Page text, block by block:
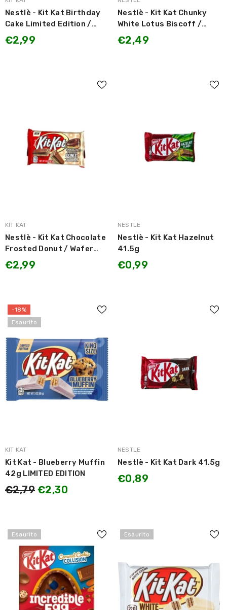
Nestlè - Kit Kat Birthday
Cake Limited Edition /
Wafer Croccante in
Edizione Limitata 42g
€2,99
Nestlè - Kit Kat Chunky
White Lotus Biscoff /
Wafer Croccante 42g
LIMITED EDITION
€2,49
MARCA:
KIT KAT
Nestlè - Kit Kat Chocolate
Frosted Donut / Wafer
ricoperto di Cioccolato al
gusto di Ciambella 42g
€2,99
MARCA:
NESTLE
Nestlè - Kit Kat Hazelnut
41.5g
€0,99
-18%
Esaurito
MARCA:
KIT KAT
Kit Kat - Blueberry Muffin
42g LIMITED EDITION
€2,79 €2,30
MARCA:
NESTLE
Nestlè - Kit Kat Dark 41.5g
€0,89
Esaurito Esaurito